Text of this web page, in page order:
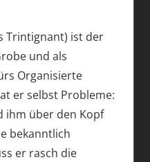
Trintignant) ist der
und als
Organisierte
er selbst Probleme:
ihm über den Kopf
bekanntlich
er rasch die